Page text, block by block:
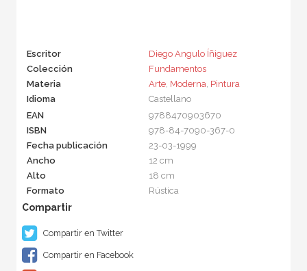
Escritor
Diego Angulo Íñiguez
Colección
Fundamentos
Materia
Arte, Moderna, Pintura
Idioma
Castellano
EAN
9788470903670
ISBN
978-84-7090-367-0
Fecha publicación
23-03-1999
Ancho
12 cm
Alto
18 cm
Formato
Rústica
Compartir en Twitter
Compartir en Facebook